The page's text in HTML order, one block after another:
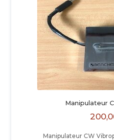
Manipulateur
Manipulateur CW